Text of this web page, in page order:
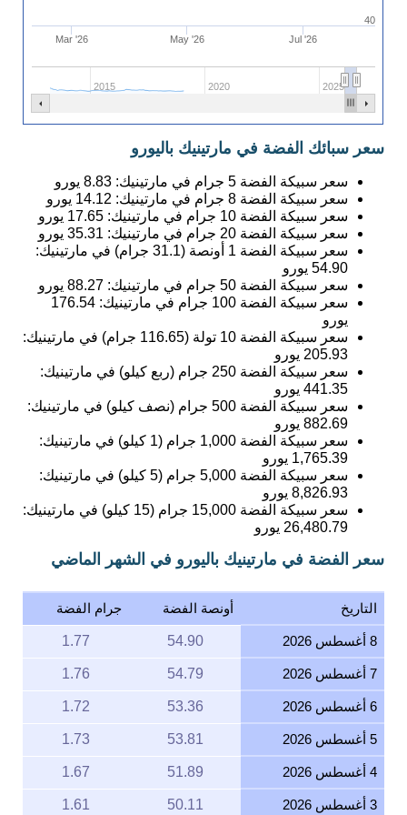
Mar '26 May '26 Jul '26
2015 2020 2025
40
سعر سبائك الفضة في مارتينيك باليورو
سعر سبيكة الفضة 5 جرام في مارتينيك: 8.83 يورو
سعر سبيكة الفضة 8 جرام في مارتينيك:
14.12 يورو
سعر سبيكة الفضة 10 جرام في مارتينيك:
17.65 يورو
سعر سبيكة الفضة 20 جرام في مارتينيك:
35.31 يورو
سعر سبيكة الفضة 1 أونصة (31.1 جرام) في مارتينيك:
54.90 يورو
سعر سبيكة الفضة 50 جرام في مارتينيك:
88.27 يورو
سعر سبيكة الفضة 100 جرام في مارتينيك:
176.54
يورو
سعر سبيكة الفضة 10 تولة (116.65 جرام) في مارتينيك:
205.93 يورو
سعر سبيكة الفضة 250 جرام (ربع كيلو) في مارتينيك:
441.35 يورو
سعر سبيكة الفضة 500 جرام (نصف كيلو) في مارتينيك:
882.69 يورو
سعر سبيكة الفضة 1,000 جرام (1 كيلو) في مارتينيك:
1,765.39 يورو
سعر سبيكة الفضة 5,000 جرام (5 كيلو) في مارتينيك:
8,826.93 يورو
سعر سبيكة الفضة 15,000 جرام (15 كيلو) في مارتينيك:
26,480.79 يورو
سعر الفضة في مارتينيك باليورو في الشهر الماضي
التاريخ أونصة الفضة جرام الفضة
8 أغسطس 2026 54.90
1.77
7 أغسطس 2026 54.79
1.76
6 أغسطس 2026 53.36
1.72
5 أغسطس 2026 53.81
1.73
4 أغسطس 2026 51.89
1.67
3 أغسطس 2026 50.11
1.61